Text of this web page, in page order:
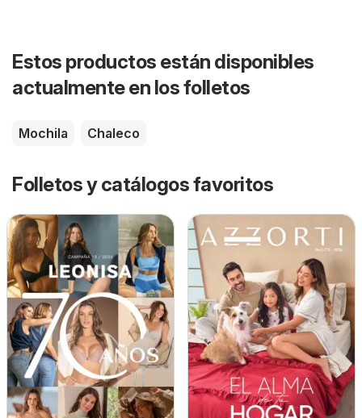
Estos productos están disponibles
actualmente en los folletos
Mochila Chaleco
Folletos y catálogos favoritos